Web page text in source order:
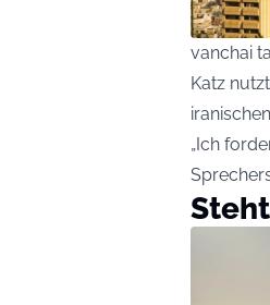
vanchai
Katz
„Ich